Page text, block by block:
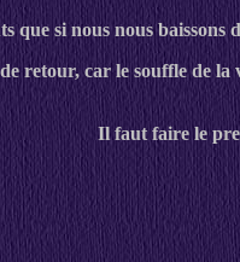
que si nous nous
retour, car le souffle de
Il faut faire le